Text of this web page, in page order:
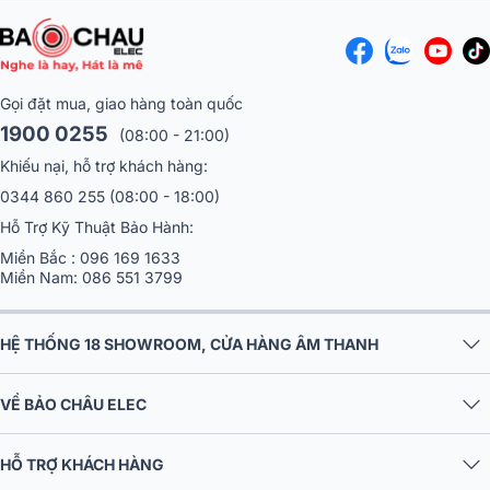
Gọi đặt mua, giao hàng toàn quốc
1900 0255
(08:00 - 21:00)
Khiếu nại, hỗ trợ khách hàng:
0344 860 255(08:00 - 18:00)
Miền Bắc :
Miền Nam: 086 551 3799
HỆ THỐNG 18 SHOWROOM, CỬA HÀNG ÂM THANH
VỀ BẢO CHÂU ELEC